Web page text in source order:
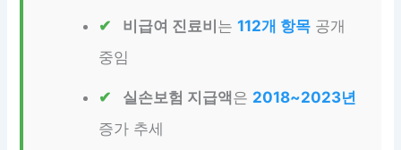
비급여 진료비는112개 항목 공개
중임
실손보험 지급액은 2018~2023년
증가 추세